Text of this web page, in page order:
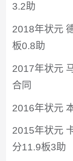
3.2助
2018年状元
板0.8助
2017年状元
合同
2016年状元
2015年状元
分11.9板3助